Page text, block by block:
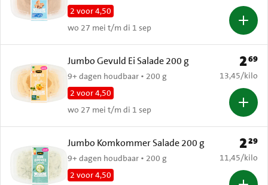
2 voor 4,50
wo 27 mei t/m di 1 sep
Jumbo Gevuld Ei Salade 200 g
9+ dagen houdbaar • 200 g
2 voor 4,50
wo 27 mei t/m di 1 sep
Prijs:
269
€ 13,45 per
13,45/kilo
Jumbo Komkommer Salade 200 g
9+ dagen houdbaar • 200 g
2 voor 4,50
Prijs:
229
€ 11,45 per
11,45/kilo